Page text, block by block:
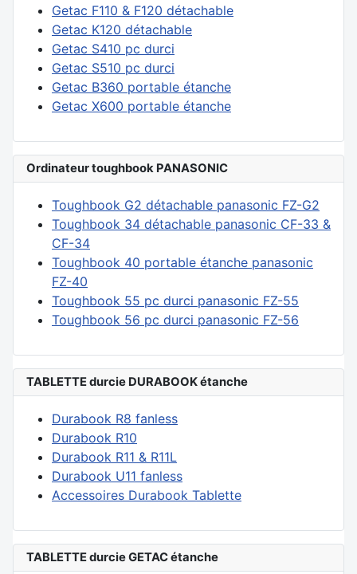
Getac F110 & F120 détachable
Getac K120 détachable
Getac S410 pc durci
Getac S510 pc durci
Getac B360 portable étanche
Getac X600 portable étanche
Ordinateur toughbook PANASONIC
Toughbook G2 détachable panasonic FZ-G2
Toughbook 34 détachable panasonic CF-33 &
CF-34
Toughbook 40 portable étanche panasonic
FZ-40
Toughbook 55 pc durci panasonic FZ-55
Toughbook 56 pc durci panasonic FZ-56
TABLETTE durcie DURABOOK étanche
Durabook R8 fanless
Durabook R10
Durabook R11 & R11L
Durabook U11 fanless
Accessoires Durabook Tablette
TABLETTE durcie GETAC étanche